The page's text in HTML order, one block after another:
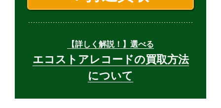
【詳しく解説！】選べる
エコストアレコードの買取方法
について